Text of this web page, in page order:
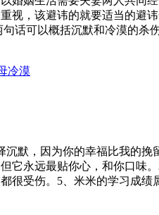
视，该避讳的就要适当的避
话可以概括沉默和冷漠的
冷漠
沉默，因为你的幸福比我的
它永远最贴你心，和你口味
很受伤。5、米米的学习成